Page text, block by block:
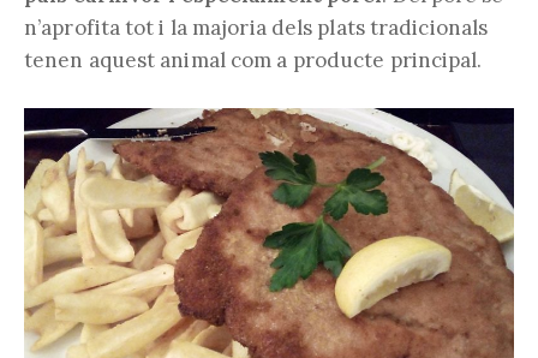
n’aprofita tot i la majoria dels plats tradicionals
tenen aquest animal com a producte principal.